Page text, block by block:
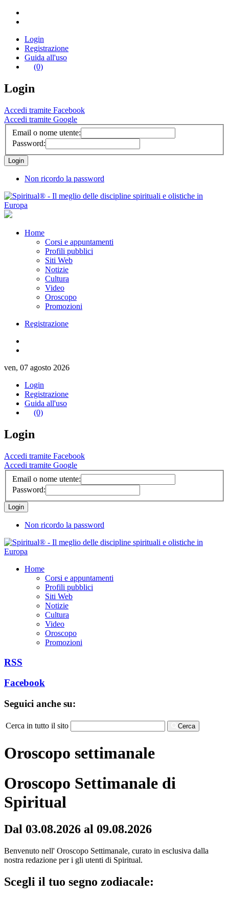
Login
Registrazione
Guida all'uso
(0)
Login
Accedi tramite Facebook
Accedi tramite Google
Email o nome utente:
Password:
Non ricordo la password
Home
Corsi e appuntamenti
Profili pubblici
Siti Web
Notizie
Cultura
Video
Oroscopo
Promozioni
Registrazione
ven, 07 agosto 2026
Login
Registrazione
Guida all'uso
(0)
Login
Accedi tramite Facebook
Accedi tramite Google
Email o nome utente:
Password:
Non ricordo la password
Home
Corsi e appuntamenti
Profili pubblici
Siti Web
Notizie
Cultura
Video
Oroscopo
Promozioni
RSS
Facebook
Seguici anche su:
Cerca in tutto il sito Cerca
Oroscopo settimanale
Oroscopo Settimanale di
Spiritual
Dal 03.08.2026 al 09.08.2026
Benvenuto nell' Oroscopo Settimanale, curato in esclusiva dalla
nostra redazione per i gli utenti di Spiritual.
Scegli il tuo segno zodiacale: